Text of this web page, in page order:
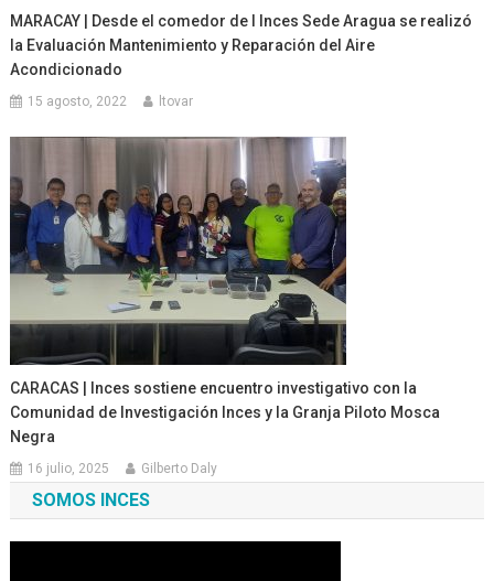
MARACAY | Desde el comedor de l Inces Sede Aragua se realizó
la Evaluación Mantenimiento y Reparación del Aire
Acondicionado
15 agosto, 2022 ltovar
CARACAS | Inces sostiene encuentro investigativo con la
Comunidad de Investigación Inces y la Granja Piloto Mosca
Negra
16 julio, 2025 Gilberto Daly
SOMOS INCES